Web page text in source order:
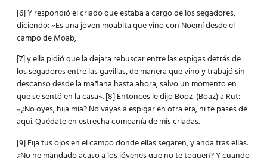
[6] Y respondió el criado que estaba a cargo de los segadores,
diciendo: «Es una joven moabita que vino con Noemí desde el
campo de Moab,
[7] y ella pidió que la dejara rebuscar entre las espigas detrás de
los segadores entre las gavillas, de manera que vino y trabajó sin
descanso desde la mañana hasta ahora, salvo un momento en
que se sentó en la casa». [8] Entonces le dijo Booz (Boaz) a Rut:
«¿No oyes, hija mía? No vayas a espigar en otra era, ni te pases de
aqui. Quédate en estrecha compañía de mis criadas.
[9] Fija tus ojos en el campo donde ellas segaren, y anda tras ellas.